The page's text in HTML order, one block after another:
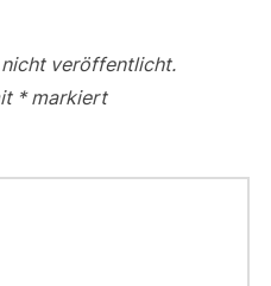
veröffentlicht.
*markiert